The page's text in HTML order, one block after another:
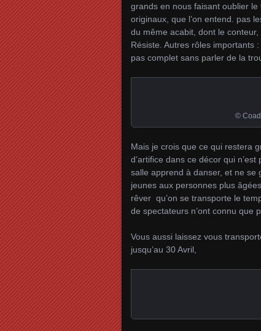
grands en nous faisant oublier
originaux, que l’on entend. pas
du même acabit, dont le
Résiste. Autres rôles importants
pas complet sans parler de la
©
Mais je crois que ce qui restera
d’artifice dans ce décor qui
salle apprend à danser, et ne se
jeunes aux personnes plus
rêver qu’on se transporte le
de spectateurs n’ont connu que
Vous aussi laissez vous
jusqu’au 30 Avril,